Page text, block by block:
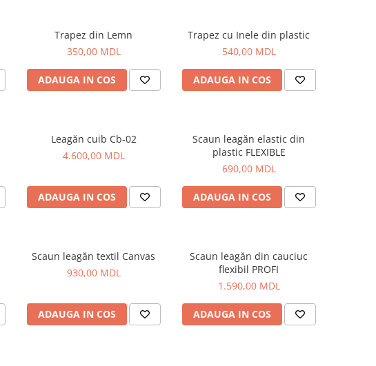
Trapez din Lemn
350,00 MDL
ADAUGA IN COS
Trapez cu Inele din plastic
540,00 MDL
ADAUGA IN COS
Leagăn cuib Cb-02
4.600,00 MDL
ADAUGA IN COS
Scaun leagăn elastic din
plastic FLEXIBLE
690,00 MDL
ADAUGA IN COS
Scaun leagăn textil Canvas
930,00 MDL
ADAUGA IN COS
Scaun leagăn din cauciuc
flexibil PROFI
1.590,00 MDL
ADAUGA IN COS